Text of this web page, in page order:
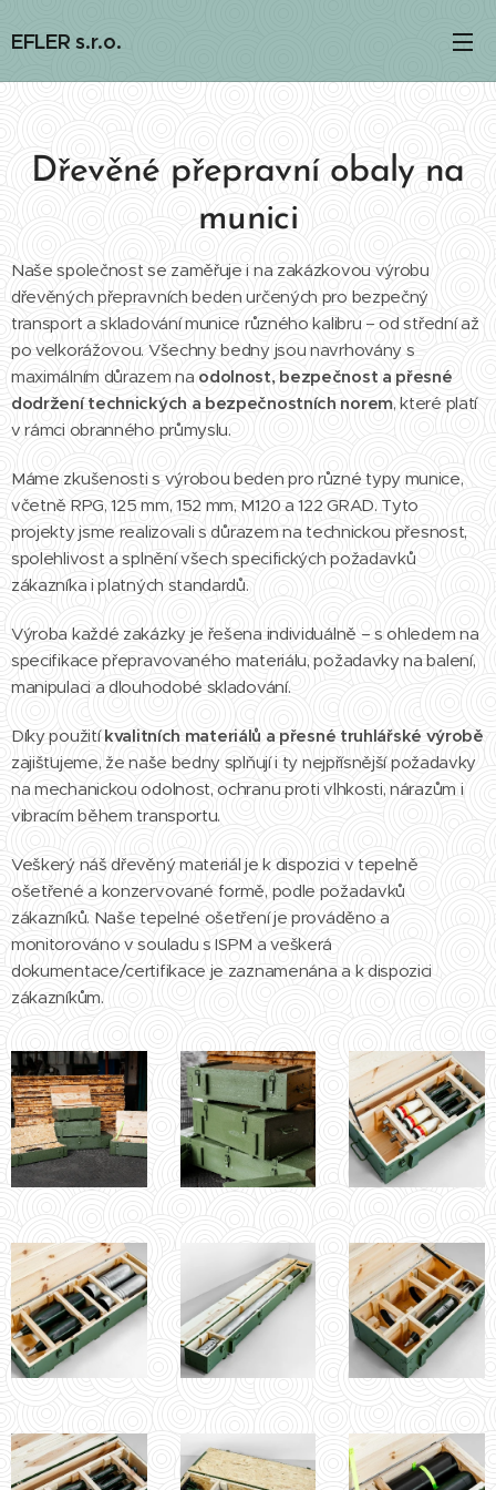
EFLER s.r.o.
Dřevěné přepravní obaly na
munici
Naše společnost se zaměřuje i na zakázkovou výrobu
dřevěných přepravních beden určených pro bezpečný
transport a skladování munice různého kalibru – od střední až
po velkorážovou. Všechny bedny jsou navrhovány s
maximálním důrazem na odolnost, bezpečnost a přesné
dodržení technických a bezpečnostních norem, které platí
v rámci obranného průmyslu.
Máme zkušenosti s výrobou beden pro různé typy munice,
včetně RPG, 125 mm, 152 mm, M120 a 122 GRAD. Tyto
projekty jsme realizovali s důrazem na technickou přesnost,
spolehlivost a splnění všech specifických požadavků
zákazníka i platných standardů.
Výroba každé zakázky je řešena individuálně – s ohledem na
specifikace přepravovaného materiálu, požadavky na balení,
manipulaci a dlouhodobé skladování.
Díky použitíkvalitních materiálů a přesné truhlářské výrobě
zajišťujeme, že naše bedny splňují i ty nejpřísnější požadavky
na mechanickou odolnost, ochranu proti vlhkosti, nárazům i
vibracím během transportu.
Veškerý náš dřevěný materiál je k dispozici v tepelně
ošetřené a konzervované formě, podle požadavků
zákazníků. Naše tepelné ošetření je prováděno a
monitorováno v souladu s ISPM a veškerá
dokumentace/certifikace je zaznamenána a k dispozici
zákazníkům.